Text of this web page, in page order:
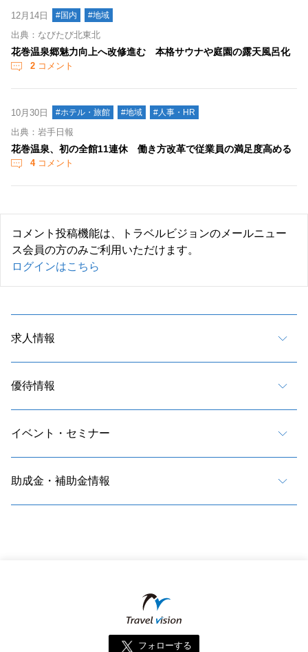
12月14日 #国内 #地域
出典：なびたび北東北
花巻温泉郷魅力向上へ改修進む 本格サウナや庭園の露天風呂化
2 コメント
10月30日 #ホテル・旅館 #地域 #人事・HR
出典：岩手日報
花巻温泉、初の全館11連休 働き方改革で従業員の満足度高める
4コメント
コメント投稿機能は、トラベルビジョンのメールニュー
ス会員の方のみご利用いただけます。
ログインはこちら
求人情報
優待情報
イベント・セミナー
助成金・補助金情報
フォローする